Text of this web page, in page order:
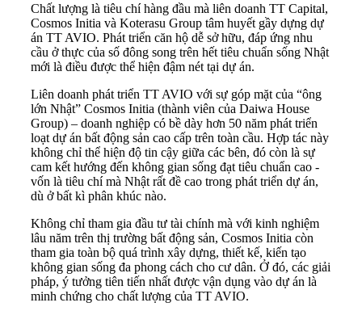
Chất lượng là tiêu chí hàng đầu mà liên doanh TT Capital,
Cosmos Initia và Koterasu Group tâm huyết gầy dựng dự
án TT AVIO. Phát triển căn hộ dễ sở hữu, đáp ứng nhu
cầu ở thực của số đông song trên hết tiêu chuẩn sống Nhật
mới là điều được thể hiện đậm nét tại dự án.
Liên doanh phát triển TT AVIO với sự góp mặt của “ông
lớn Nhật” Cosmos Initia (thành viên của Daiwa House
Group) – doanh nghiệp có bề dày hơn 50 năm phát triển
loạt dự án bất động sản cao cấp trên toàn cầu. Hợp tác này
không chỉ thể hiện độ tin cậy giữa các bên, đó còn là sự
cam kết hướng đến không gian sống đạt tiêu chuẩn cao -
vốn là tiêu chí mà Nhật rất đề cao trong phát triển dự án,
dù ở bất kì phân khúc nào.
Không chỉ tham gia đầu tư tài chính mà với kinh nghiệm
lâu năm trên thị trường bất động sản, Cosmos Initia còn
tham gia toàn bộ quá trình xây dựng, thiết kế, kiến tạo
không gian sống đa phong cách cho cư dân. Ở đó, các giải
pháp, ý tưởng tiên tiến nhất được vận dụng vào dự án là
minh chứng cho chất lượng của TT AVIO.